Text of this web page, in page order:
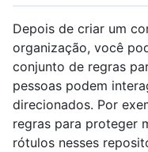
Depois de criar um
organização, você
conjunto de regras
pessoas podem
direcionados. Por
regras para proteger
rótulos nesses